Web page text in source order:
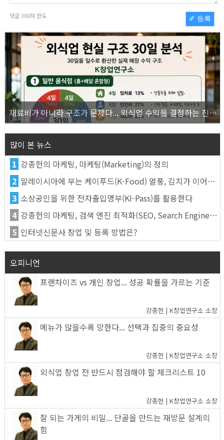
댓글300자 한도 ✐ 등록
재료비가 아니라 구조가 문제다... 외식업 수익을 결정하는 진짜 숫자의 비밀
많이 본 뉴스
1 강종헌의 마케팅, 마케팅(Marketing)의 정의
2 말레이시아에 부는 케이푸드(K-Food) 열풍, 김치가 이어간다
3 소상공인을 위한 전자출입명부(KI-Pass)를 활용한다
4 강종헌의 마케팅, 검색 엔진 최적화(SEO, Search Engine Optimization)란
5 인터넷신문사 창업 및 등록 방법은?
오피니언
프랜차이즈 vs 개인 창업... 성공 확률을 가르는 기준
강종헌 | K창업연구소 소장
메뉴가 많을수록 망한다... 선택과 집중의 중요성
강종헌 | K창업연구소 소장
외식업 창업 전 반드시 점검해야 할 체크리스트 10
강종헌 | K창업연구소 소장
잘 되는 가게의 비밀... 단골을 만드는 재방문 설계의
힘